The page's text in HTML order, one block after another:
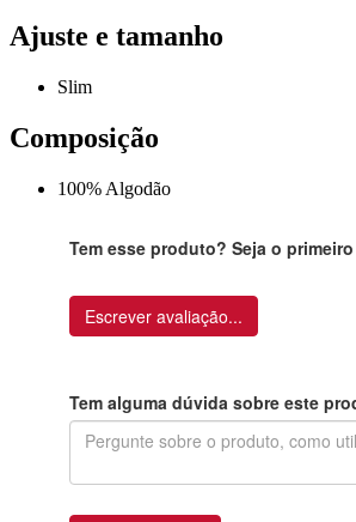
Ajuste e tamanho
Slim
Composição
100% Algodão
Tem esse produto? Seja o
Escrever avaliação...
Tem alguma dúvida sobre este